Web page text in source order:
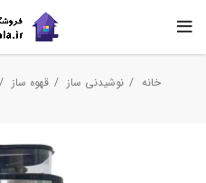
خانه نوشیدنی ساز قهوه ساز